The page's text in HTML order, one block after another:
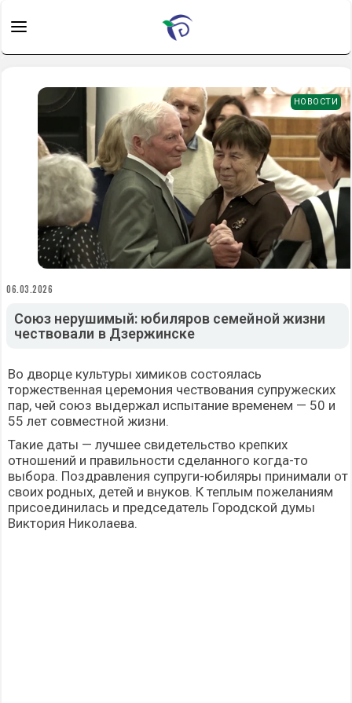
НОВОСТИ
06.03.2026
Союз нерушимый: юбиляров семейной жизни
чествовали в Дзержинске
Во дворце культуры химиков состоялась
торжественная церемония чествования супружеских
пар, чей союз выдержал испытание временем — 50 и
55 лет совместной жизни.
Такие даты — лучшее свидетельство крепких
отношений и правильности сделанного когда-то
выбора. Поздравления супруги-юбиляры принимали от
своих родных, детей и внуков. К теплым пожеланиям
присоединилась и председатель Городской думы
Виктория Николаева.